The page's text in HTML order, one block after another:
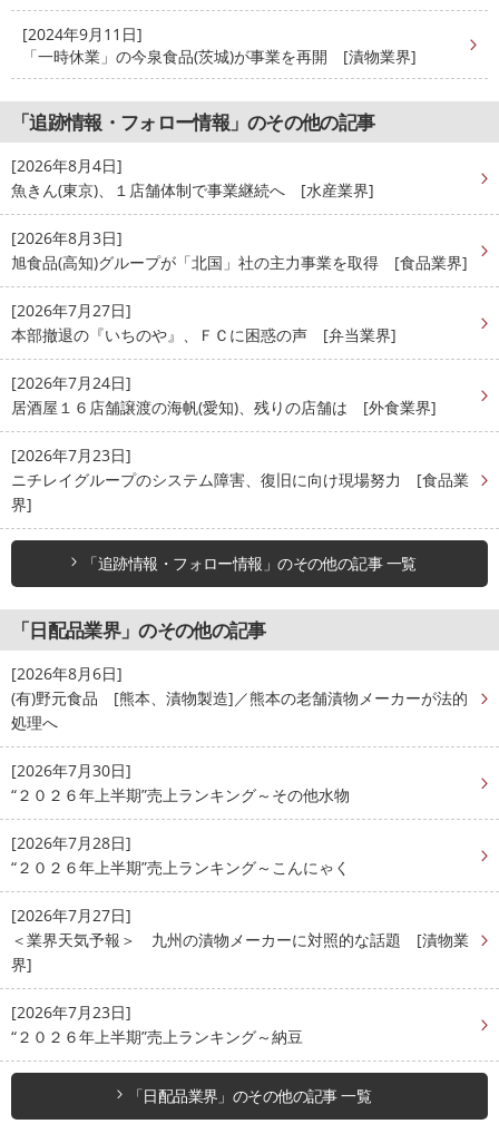
[2024年9月11日]
「一時休業」の今泉食品(茨城)が事業を再開 [漬物業界]
「追跡情報・フォロー情報」のその他の記事
[2026年8月4日]
魚きん(東京)、１店舗体制で事業継続へ [水産業界]
[2026年8月3日]
旭食品(高知)グループが「北国」社の主力事業を取得 [食品業界]
[2026年7月27日]
本部撤退の『いちのや』、ＦＣに困惑の声 [弁当業界]
[2026年7月24日]
居酒屋１６店舗譲渡の海帆(愛知)、残りの店舗は [外食業界]
[2026年7月23日]
ニチレイグループのシステム障害、復旧に向け現場努力 [食品業
界]
「追跡情報・フォロー情報」のその他の記事 一覧
「日配品業界」のその他の記事
[2026年8月6日]
(有)野元食品 [熊本、漬物製造]／熊本の老舗漬物メーカーが法的
処理へ
[2026年7月30日]
“２０２６年上半期”売上ランキング～その他水物
[2026年7月28日]
“２０２６年上半期”売上ランキング～こんにゃく
[2026年7月27日]
＜業界天気予報＞ 九州の漬物メーカーに対照的な話題 [漬物業
界]
[2026年7月23日]
“２０２６年上半期”売上ランキング～納豆
「日配品業界」のその他の記事 一覧